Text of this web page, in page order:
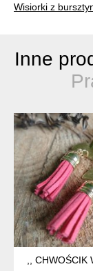
Wisiorki z
Inne
,, CHWOŚCIK